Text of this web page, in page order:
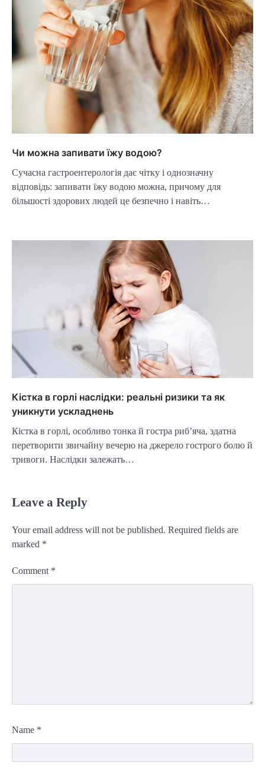
Чи можна запивати їжу водою?
Сучасна гастроентерологія дає чітку і однозначну
відповідь: запивати їжу водою можна, причому для
більшості здорових людей це безпечно і навіть…
Кістка в горлі наслідки: реальні ризики та як
уникнути ускладнень
Кістка в горлі, особливо тонка й гостра риб’яча, здатна
перетворити звичайну вечерю на джерело гострого болю й
тривоги. Наслідки залежать…
Leave a Reply
Your email address will not be published. Required fields are
marked *
Comment *
Name *